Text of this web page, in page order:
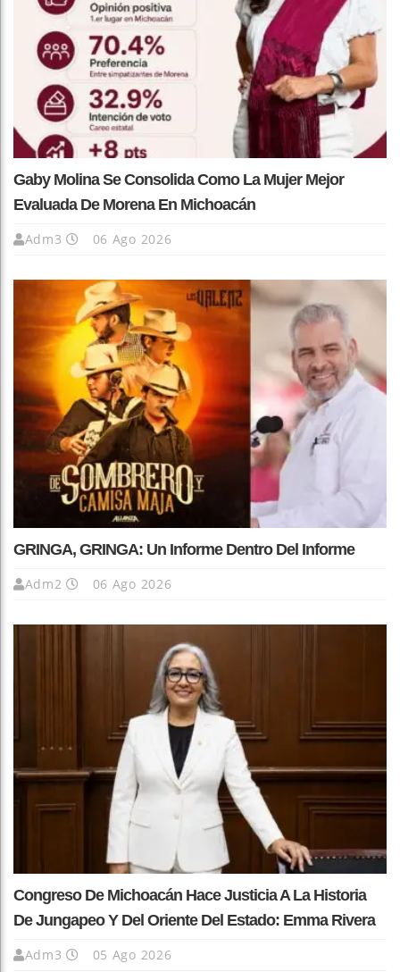
Gaby Molina Se Consolida Como La Mujer Mejor
Evaluada De Morena En Michoacán
Adm3 06 Ago 2026
GRINGA, GRINGA: Un Informe Dentro Del Informe
Adm2 06 Ago 2026
Congreso De Michoacán Hace Justicia A La Historia
De Jungapeo Y Del Oriente Del Estado: Emma Rivera
Adm3 05 Ago 2026